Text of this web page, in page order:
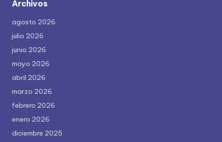
Archivos
agosto 2026
julio 2026
junio 2026
mayo 2026
abril 2026
marzo 2026
febrero 2026
enero 2026
diciembre 2025